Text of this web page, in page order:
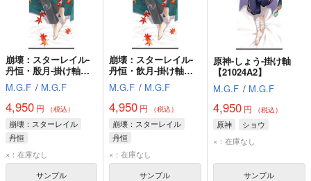
崩壊：スターレイル-
丹恒・殷月-掛け軸
【23038A2】
M.G.F / M.G.F
4,950 円 （税込）
崩壊：スターレイル
丹恒
×：在庫なし
サンプル
崩壊：スターレイル-
丹恒・飲月-掛け軸
【23038A1】
M.G.F / M.G.F
4,950 円 （税込）
崩壊：スターレイル
丹恒
×：在庫なし
サンプル
原神-しょう-掛け軸
【21024A2】
M.G.F / M.G.F
4,950円 （税込）
原神
ショウ
×：在庫なし
サンプル